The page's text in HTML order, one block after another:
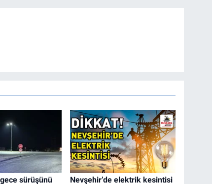
sürüşünü Nevşehir’de elektrik kesintisi